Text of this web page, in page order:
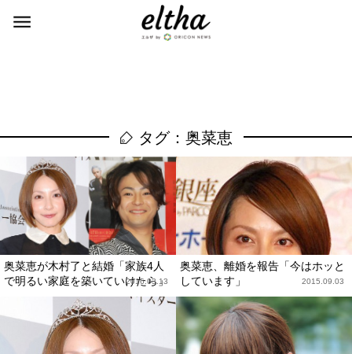
タグ：奥菜恵
奥菜恵が木村了と結婚「家族4人
で明るい家庭を築いていけたら」
2016.03.13
奥菜恵、離婚を報告「今はホッと
しています」
2015.09.03